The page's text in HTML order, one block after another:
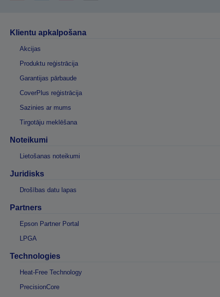
Klientu apkalpošana
Akcijas
Produktu reģistrācija
Garantijas pārbaude
CoverPlus reģistrācija
Sazinies ar mums
Tirgotāju meklēšana
Noteikumi
Lietošanas noteikumi
Juridisks
Drošības datu lapas
Partners
Epson Partner Portal
LPGA
Technologies
Heat-Free Technology
PrecisionCore